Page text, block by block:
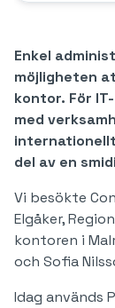
Enkel
möjligheten
kontor. För
med
del av en
Vi besökte
Elgåker,
kontoren i
och Sofia
Idag används